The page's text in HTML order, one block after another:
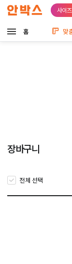
사이
홈 맞
장바구니
전체 선택